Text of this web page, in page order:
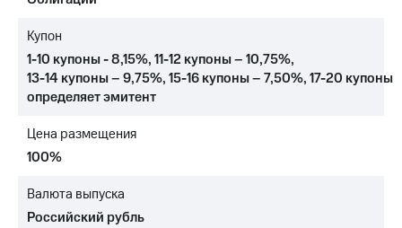
Достижения
Контакты
Купон
1-10 купоны - 8,15%,11-12 купоны – 10,75%,
13-14 купоны – 9,75%,15-16 купоны – 7,50%,17-20 купоны
определяет эмитент
Цена размещения
100%
Валюта выпуска
Российский рубль